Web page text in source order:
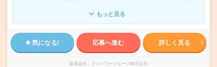
もっと見る
気になる! 応募へ進む 詳しく見る
派遣会社 マンパワーグループ株式会社